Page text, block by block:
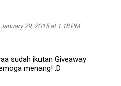
January 29, 2015 at 1:18 PM
sudah ikutan Giveaway
menang! :D